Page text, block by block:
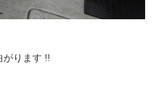
がります !!